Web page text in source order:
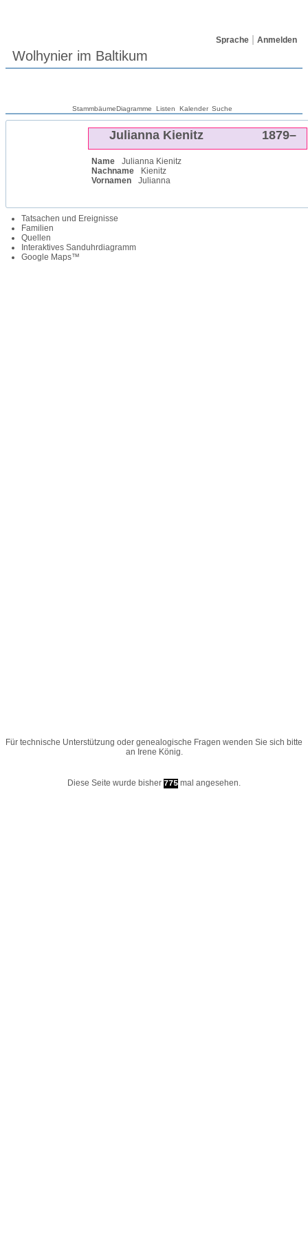
Sprache Anmelden
Wolhynier im Baltikum
StammbäumeDiagramme Listen Kalender Suche
Julianna Kienitz 1879–
Name Julianna Kienitz
Nachname
Kienitz
Vornamen
Julianna
Tatsachen und Ereignisse
Familien
Quellen
Interaktives Sanduhrdiagramm
Google Maps™
Für technische Unterstützung oder genealogische Fragen wenden Sie sich bitte
an Irene König.
Diese Seite wurde bisher 775 mal angesehen.